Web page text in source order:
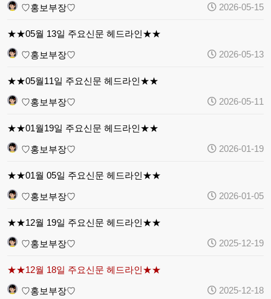
♡홍보부장♡ 2026-05-15
★★05월 13일 주요신문 헤드라인★★
♡홍보부장♡ 2026-05-13
★★05월11일 주요신문 헤드라인★★
♡홍보부장♡ 2026-05-11
★★01월19일 주요신문 헤드라인★★
♡홍보부장♡ 2026-01-19
★★01월 05일 주요신문 헤드라인★★
♡홍보부장♡ 2026-01-05
★★12월 19일 주요신문 헤드라인★★
♡홍보부장♡ 2025-12-19
★★12월 18일 주요신문 헤드라인★★
♡홍보부장♡ 2025-12-18